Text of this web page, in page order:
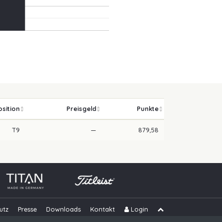
Preisgeld Punkte
T9 — 879,58
Presse Downloads Kontakt Login